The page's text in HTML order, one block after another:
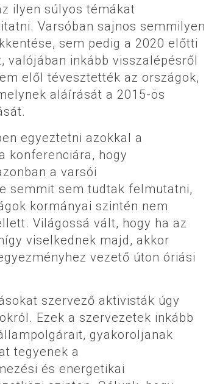
ilyen súlyos témákat
Varsóban sajnos semmilyen
sem pedig a 2020 előtti
valójában inkább visszalépésről
elől tévesztették az országok,
aláírását a 2015-ös
egyeztetni azokkal a
konferenciára, hogy
a varsói
semmit sem tudtak felmutatni,
kormányai szintén nem
Világossá vált, hogy ha az
viselkednek majd, akkor
vezető úton óriási
szervező aktivisták úgy
Ezek a szervezetek inkább
gyakoroljanak
tegyenek a
és energetikai